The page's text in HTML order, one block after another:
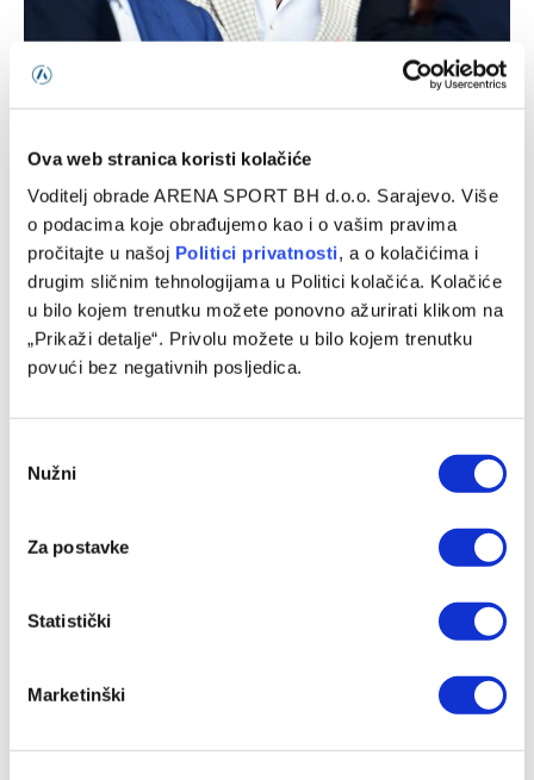
Ova web stranica koristi kolačiće
Voditelj obrade ARENA SPORT BH d.o.o. Sarajevo. Više
o podacima koje obrađujemo kao i o vašim pravima
pročitajte u našoj Politici privatnosti, a o kolačićima i
drugim sličnim tehnologijama u Politici kolačića. Kolačiće
u bilo kojem trenutku možete ponovno ažurirati klikom na
„Prikaži detalje“. Privolu možete u bilo kojem trenutku
povući bez negativnih posljedica.
Selection
Nužni
Za postavke
Statistički
Marketinški
Del Piero: Nema potrebe da se Alajbegović stavlja pod
preveliki pritisak
09/08/2026
Reprezentativac Hrvatske u Milanu bi se mogao pridružiti
09/08/2026